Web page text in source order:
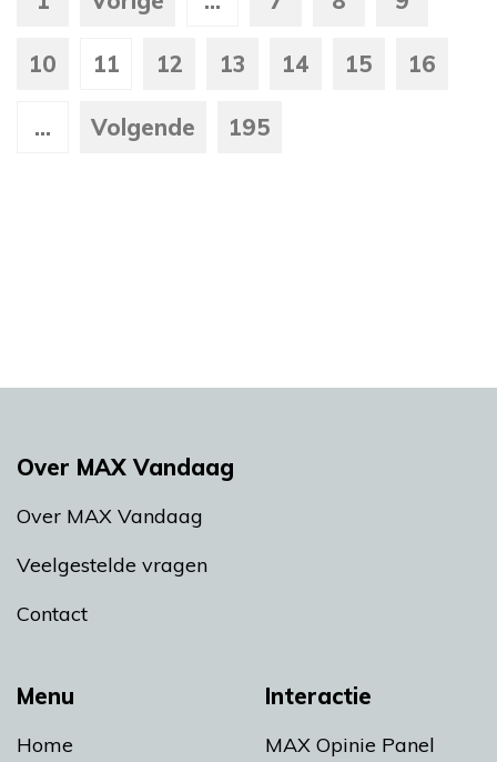
10 11 12 13 14 15 16
... Volgende 195
Menu
Home
Interactie
MAX Opinie Panel
Over MAX Vandaag
Over MAX Vandaag
Veelgestelde vragen
Contact